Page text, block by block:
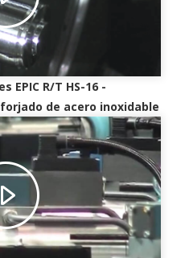
EPIC R/T HS-16 -
de acero inoxidable